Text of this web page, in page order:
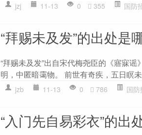
jzj 11-13 0 355 国防
“拜赐未及发”的出处是
“拜赐未及发”出自宋代梅尧臣的《寤寐
明，中匿暗霭物。 前世有奇疾，五日瞑
jzb 11-13 0 786 国防
“入门先自易彩衣”的出